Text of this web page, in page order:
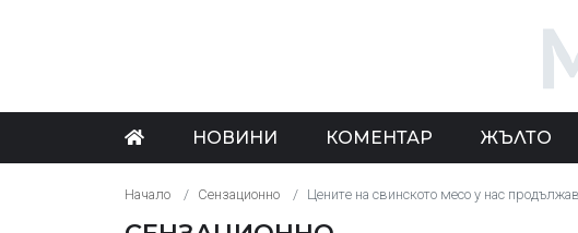
НОВИНИ КОМЕНТАР ЖЪЛТО
Начало Сензационно Цените на свинското месо у нас